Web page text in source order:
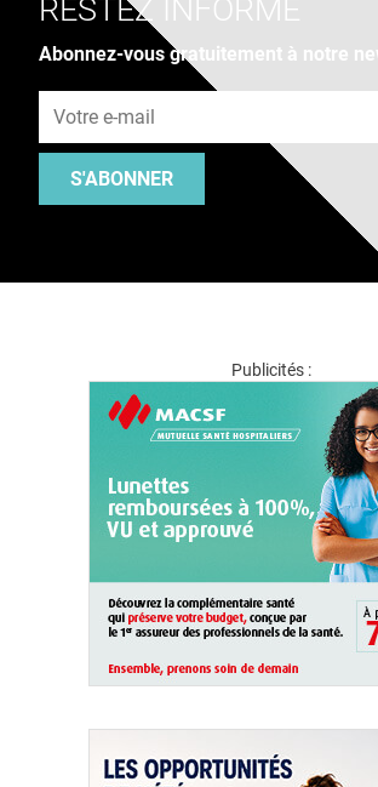
RESTEZ INFORMÉ
Abonnez-vous gratuitement à notre
S'ABONNER
Publicités :